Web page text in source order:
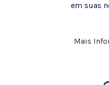
em suas
Mais